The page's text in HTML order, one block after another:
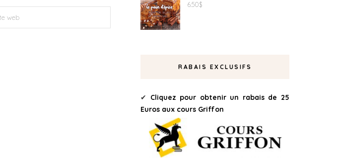
6.50$
RABAIS EXCLUSIFS
✔ Cliquez pour obtenir un rabais de 25
Euros aux cours Griffon